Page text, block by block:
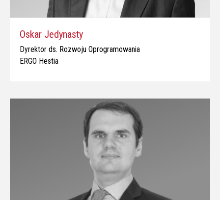
Oskar Jedynasty
Dyrektor ds. Rozwoju Oprogramowania
ERGO Hestia